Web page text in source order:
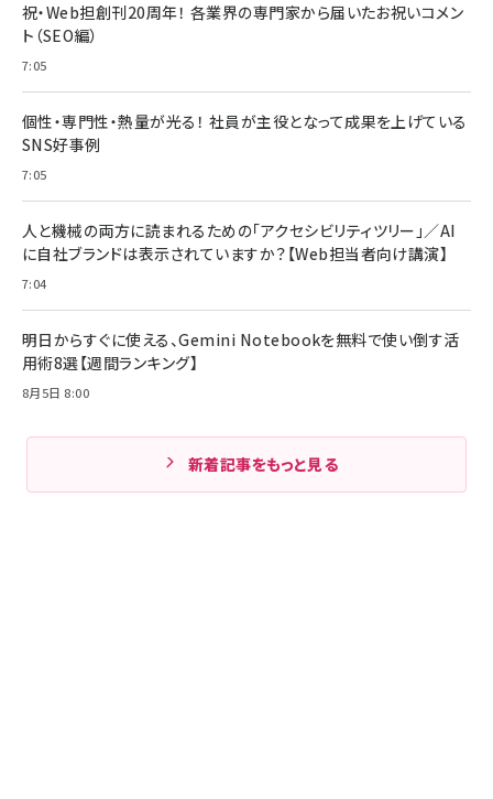
祝・Web担創刊20周年！ 各業界の専門家から届いたお祝いコメン
ト（SEO編）
7:05
個性・専門性・熱量が光る！ 社員が主役となって成果を上げている
SNS好事例
7:05
人と機械の両方に読まれるための「アクセシビリティツリー」／AI
に自社ブランドは表示されていますか？【Web担当者向け講演】
7:04
明日からすぐに使える、Gemini Notebookを無料で使い倒す活
用術8選【週間ランキング】
8月5日 8:00
新着記事をもっと見る